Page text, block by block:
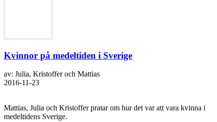
Kvinnor på medeltiden i Sverige
av: Julia, Kristoffer och Mattias
2016-11-23
Mattias, Julia och Kristoffer pratar om hur det var att vara kvinna i
medeltidens Sverige.